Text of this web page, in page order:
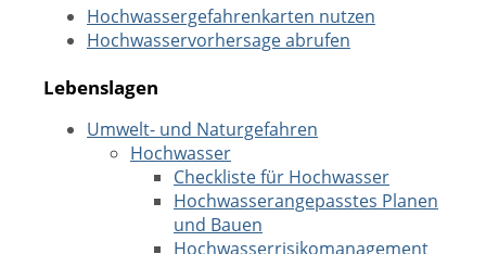
Hochwassergefahrenkarten nutzen
Hochwasservorhersage abrufen
Lebenslagen
Umwelt- und Naturgefahren
Hochwasser
Checkliste für Hochwasser
Hochwasserangepasstes Planen
und Bauen
Hochwasserrisikomanagement